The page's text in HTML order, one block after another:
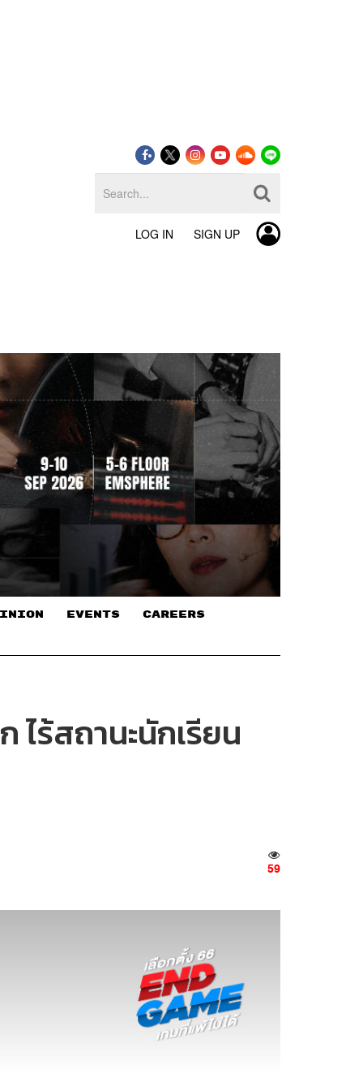
LOG IN SIGN UP
EVENTS CAREERS
ร้สถานะนักเรียน
59